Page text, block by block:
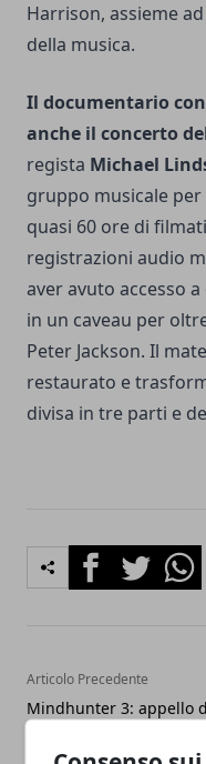
Harrison, assieme
della musica.
Il documentario
anche il concerto
regista Michael
gruppo musicale
quasi 60 ore di
registrazioni audio
aver avuto accesso
in un caveau per
Peter Jackson. Il
restaurato e
divisa in tre parti e
FacebookTwitter
Articolo Precedente
Mindhunter 3: appello
per la terza stagione